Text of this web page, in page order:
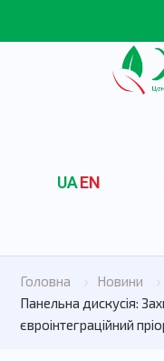
UAEN
Головна
Новини
Панельна дискусія:
євроінтеграційний